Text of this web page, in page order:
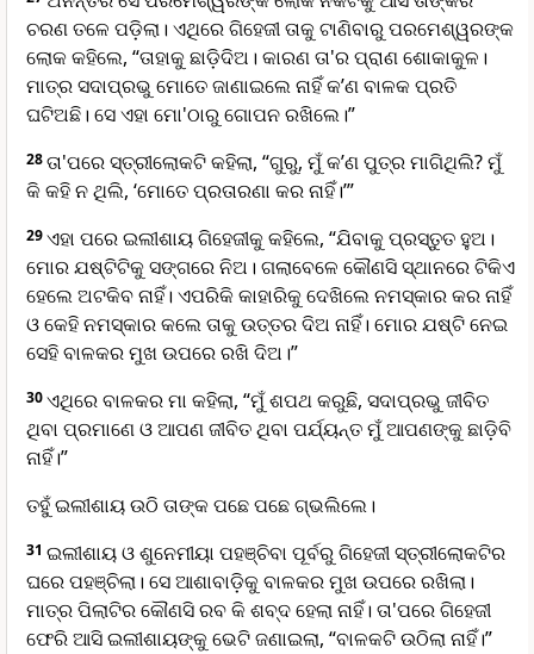
ଚରଣ ତଳେ ପଡ଼ିଲା। ଏଥିରେ ଗିହେଜୀ ତାକୁ ଟାଣିବାରୁ ପରମେଶ୍ୱରଙ୍କ
ଲୋକ କହିଲେ, “ତାହାକୁ ଛାଡ଼ିଦିଅ। କାରଣ ତା'ର ପ୍ରାଣ ଶୋକାକୁଳ।
ମାତ୍ର ସଦାପ୍ରଭୁ ମୋତେ ଜାଣାଇଲେ ନାହିଁ କ’ଣ ବାଳକ ପ୍ରତି
ଘଟିଅଛି। ସେ ଏହା ମୋ'ଠାରୁ ଗୋପନ ରଖିଲେ।”
28ତା'ପରେ ସ୍ତ୍ରୀଲୋକଟି କହିଲା, “ଗୁରୁ, ମୁଁ କ’ଣ ପୁତ୍ର ମାଗିଥିଲି? ମୁଁ
କି କହି ନ ଥିଲି, ‘ମୋତେ ପ୍ରତାରଣା କର ନାହିଁ।’”
29ଏହା ପରେ ଇଲୀଶାୟ ଗିହେଜୀକୁ କହିଲେ, “ଯିବାକୁ ପ୍ରସ୍ତୁତ ହୁଅ।
ମୋର ଯଷ୍ଟିଟିକୁ ସଙ୍ଗରେ ନିଅ। ଗଲାବେଳେ କୌଣସି ସ୍ଥାନରେ ଟିକିଏ
ହେଲେ ଅଟକିବ ନାହିଁ। ଏପରିକି କାହାରିକୁ ଦେଖିଲେ ନମସ୍କାର କର ନାହିଁ
ଓ କେହି ନମସ୍କାର କଲେ ତାକୁ ଉତ୍ତର ଦିଅ ନାହିଁ। ମୋର ଯଷ୍ଟି ନେଇ
ସେହି ବାଳକର ମୁଖ ଉପରେ ରଖି ଦିଅ।”
30ଏଥିରେ ବାଳକର ମା କହିଲା, “ମୁଁ ଶପଥ କରୁଛି, ସଦାପ୍ରଭୁ ଜୀବିତ
ଥିବା ପ୍ରମାଣେ ଓ ଆପଣ ଜୀବିତ ଥିବା ପର୍ଯ୍ୟନ୍ତ ମୁଁ ଆପଣଙ୍କୁ ଛାଡ଼ିବି
ନାହିଁ।”
ତହୁଁ ଇଲୀଶାୟ ଉଠି ତାଙ୍କ ପଛେ ପଛେ ଗ୍ଭଲିଲେ।
31 ଇଲୀଶାୟ ଓ ଶୁନେମୀୟା ପହଞ୍ଚିବା ପୂର୍ବରୁ ଗିହେଜୀ ସ୍ତ୍ରୀଲୋକଟିର
ଘରେ ପହଞ୍ଚିଲା। ସେ ଆଶାବାଡ଼ିକୁ ବାଳକର ମୁଖ ଉପରେ ରଖିଲା।
ମାତ୍ର ପିଲାଟିର କୌଣସି ରବ କି ଶବ୍ଦ ହେଲା ନାହିଁ। ତା'ପରେ ଗିହେଜୀ
ଫେରି ଆସି ଇଲୀଶାୟଙ୍କୁ ଭେଟି ଜଣାଇଲା, “ବାଳକଟି ଉଠିଲା ନାହିଁ।”